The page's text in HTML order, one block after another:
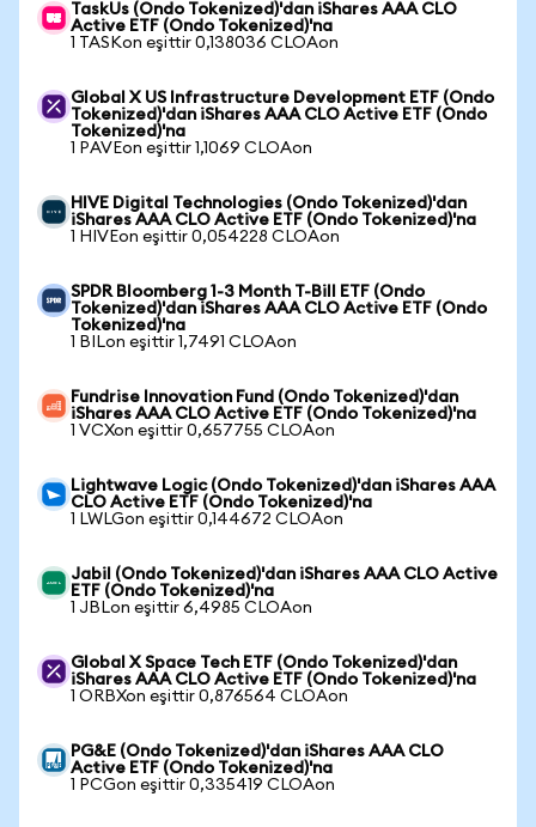
TaskUs (Ondo Tokenized)'dan iShares AAA CLO
Active ETF (Ondo Tokenized)'na
1 TASKon eşittir 0,138036 CLOAon
Global X US Infrastructure Development ETF (Ondo
Tokenized)'dan iShares AAA CLO Active ETF (Ondo
Tokenized)'na
1 PAVEon eşittir 1,1069 CLOAon
HIVE Digital Technologies (Ondo Tokenized)'dan
iShares AAA CLO Active ETF (Ondo Tokenized)'na
1 HIVEon eşittir 0,054228 CLOAon
SPDR Bloomberg 1-3 Month T-Bill ETF (Ondo
Tokenized)'dan iShares AAA CLO Active ETF (Ondo
Tokenized)'na
1 BILon eşittir 1,7491 CLOAon
Fundrise Innovation Fund (Ondo Tokenized)'dan
iShares AAA CLO Active ETF (Ondo Tokenized)'na
1 VCXon eşittir 0,657755 CLOAon
Lightwave Logic (Ondo Tokenized)'dan iShares AAA
CLO Active ETF (Ondo Tokenized)'na
1 LWLGon eşittir 0,144672 CLOAon
Jabil (Ondo Tokenized)'dan iShares AAA CLO Active
ETF (Ondo Tokenized)'na
1 JBLon eşittir 6,4985 CLOAon
Global X Space Tech ETF (Ondo Tokenized)'dan
iShares AAA CLO Active ETF (Ondo Tokenized)'na
1 ORBXon eşittir 0,876564 CLOAon
PG&E (Ondo Tokenized)'dan iShares AAA CLO
Active ETF (Ondo Tokenized)'na
1 PCGon eşittir 0,335419 CLOAon